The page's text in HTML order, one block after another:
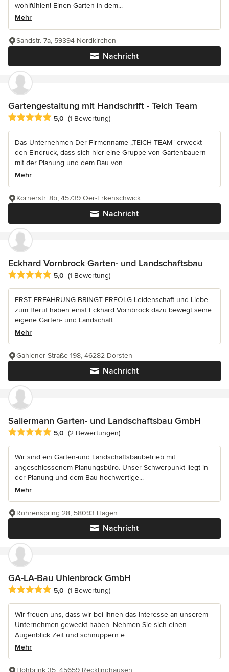
wohlfühlen! Einen Garten in dem...
Mehr
Nachricht
Sandstr. 7a, 59394 Nordkirchen
Gartengestaltung mit Handschrift - Teich Team
Durchschnittliche Bewertung: 5 von 5 Sternen
5,0 (1 Bewertung)
Das Unternehmen Der Firmenname „TEICH TEAM“ erweckt
den Eindruck, dass sich hier eine Gruppe von Gartenbauern
mit der Planung und dem Bau von...
Mehr
Nachricht
Körnerstr. 8b, 45739 Oer-Erkenschwick
Eckhard Vornbrock Garten- und Landschaftsbau
Durchschnittliche Bewertung: 5 von 5 Sternen
5,0 (1 Bewertung)
ERST ERFAHRUNG BRINGT ERFOLG Leidenschaft und Liebe
zum Beruf haben einst Eckhard Vornbrock dazu bewegt seine
eigene Garten- und Landschaft...
Mehr
Nachricht
Gahlener Straße 198, 46282 Dorsten
Sallermann Garten- und Landschaftsbau GmbH
Durchschnittliche Bewertung: 5 von 5 Sternen
5,0 (2 Bewertungen)
Wir sind ein Garten-und Landschaftsbaubetrieb mit
angeschlossenem Planungsbüro. Unser Schwerpunkt liegt in
der Planung und dem Bau hochwertige...
Mehr
Nachricht
Röhrenspring 28, 58093 Hagen
GA-LA-Bau Uhlenbrock GmbH
Durchschnittliche Bewertung: 5 von 5 Sternen
5,0 (1 Bewertung)
Wir freuen uns, dass wir bei Ihnen das Interesse an unserem
Unternehmen geweckt haben. Nehmen Sie sich einen
Augenblick Zeit und schnuppern e...
Mehr